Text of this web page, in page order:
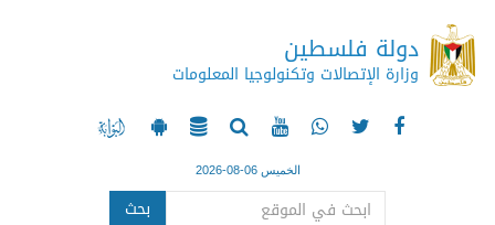
دولة فلسطين
وزارة الإتصالات وتكنولوجيا المعلومات
الخميس 06-08-2026
بحث